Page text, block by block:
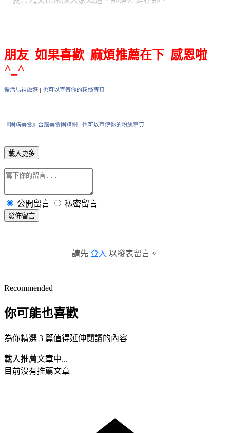
朋友 如果喜歡 麻煩推薦在下 感恩啦
^_^
慢活馬祖旅遊 | 也可以宣傳你的粉絲專頁
『團購美食』台灣美食團購網 | 也可以宣傳你的粉絲專頁
載入更多
公開留言 私密留言
發佈留言
請先 登入 以發表留言。
Recommended
你可能也喜歡
為你精選 3 篇值得延伸閱讀的內容
載入推薦文章中...
目前沒有推薦文章